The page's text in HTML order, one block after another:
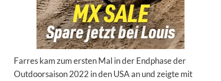
Farres kam zum ersten Mal in der Endphase der
Outdoorsaison 2022 in den USA an und zeigte mit